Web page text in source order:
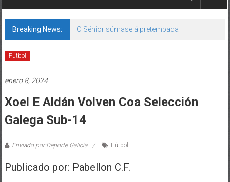
Breaking News: O Sénior súmase á pretempada
Fútbol
enero 8, 2024
Xoel E Aldán Volven Coa Selección
Galega Sub-14
Enviado por:Deporte Galicia Fútbol
Publicado por: Pabellon C.F.